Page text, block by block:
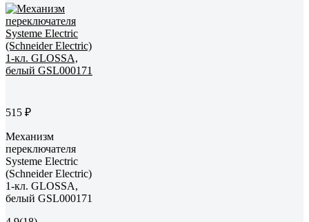
515 ₽
Механизм
переключателя
Systeme Electric
(Schneider Electric)
1-кл. GLOSSA,
белый GSL000171